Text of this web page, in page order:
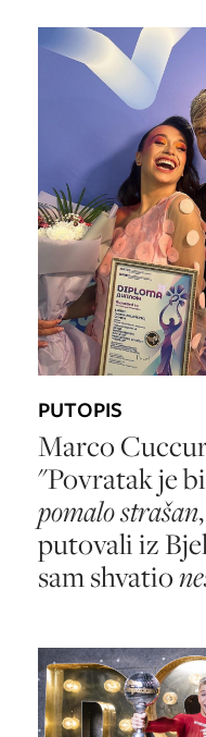
PUTOPIS
Marco
"Povratak je
pomalo strašan
putovali iz
sam shvatio